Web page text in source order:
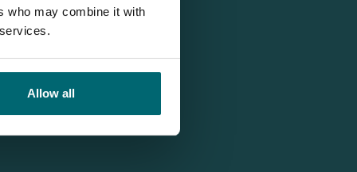
who may combine it with
Allow all